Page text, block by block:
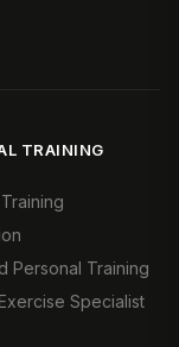
TRAINING
Personal Training
Specialist